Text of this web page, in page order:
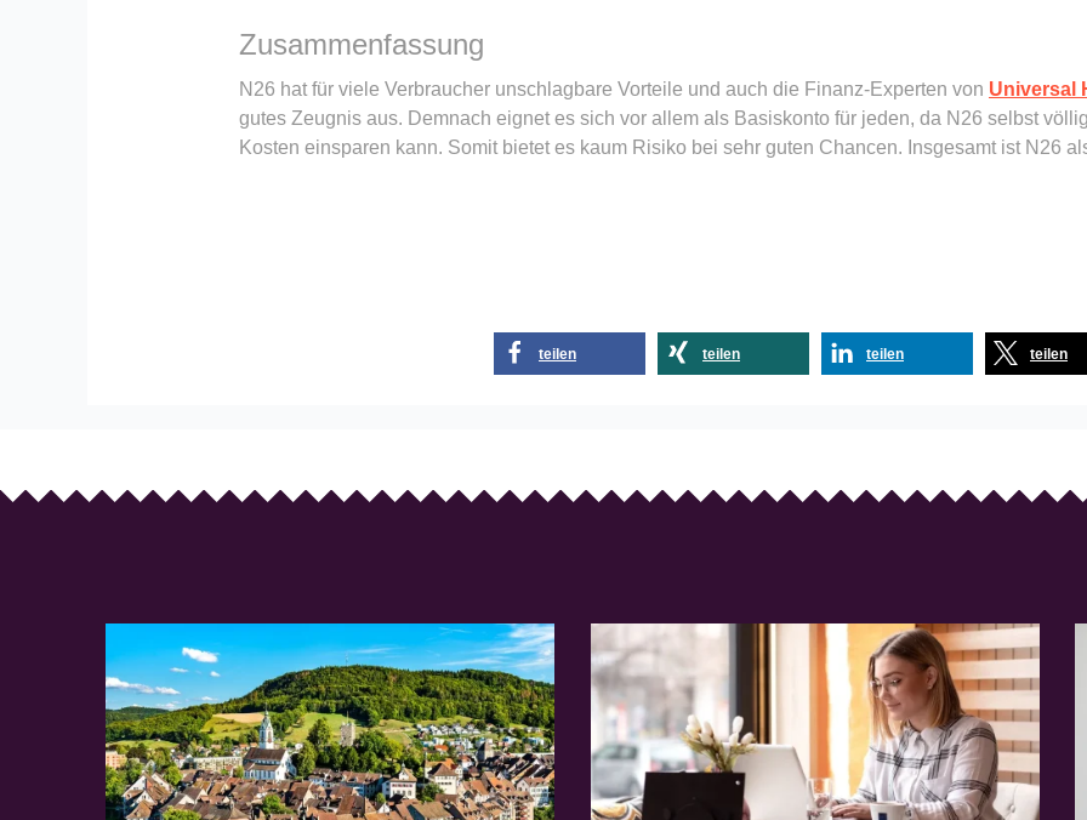
Zusammenfassung
N26 hat für viele Verbraucher unschlagbare Vorteile und auch die Finanz-Experten von Universal
gutes Zeugnis aus. Demnach eignet es sich vor allem als Basiskonto für jeden, da N26 selbst
Kosten einsparen kann. Somit bietet es kaum Risiko bei sehr guten Chancen. Insgesamt ist N26
teilen teilen teilen teilen